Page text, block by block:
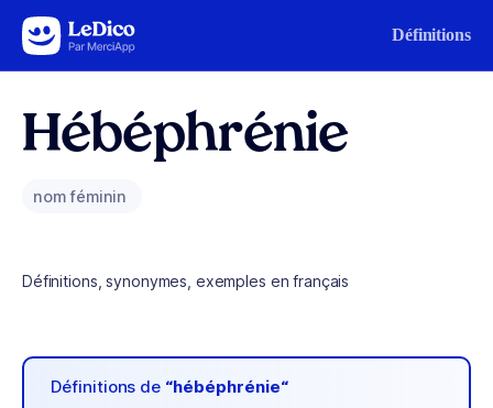
Aller au contenu Définitions
Hébéphrénie
nom féminin
Définitions, synonymes, exemples en français
Définitions de “hébéphrénie“